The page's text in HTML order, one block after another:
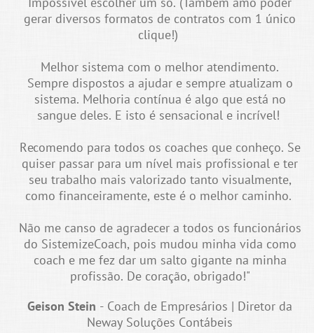
gerar diversos formatos de contratos com 1 único
clique!)
Melhor sistema com o melhor atendimento.
Sempre dispostos a ajudar e sempre atualizam o
sistema. Melhoria contínua é algo que está no
sangue deles. E isto é sensacional e incrível!
Recomendo para todos os coaches que conheço. Se
quiser passar para um nível mais profissional e ter
seu trabalho mais valorizado tanto visualmente,
como financeiramente, este é o melhor caminho.
Não me canso de agradecer a todos os funcionários
do SistemizeCoach, pois mudou minha vida como
coach e me fez dar um salto gigante na minha
profissão. De coração, obrigado!"
Geison Stein - Coach de Empresários | Diretor da
Neway Soluções Contábeis